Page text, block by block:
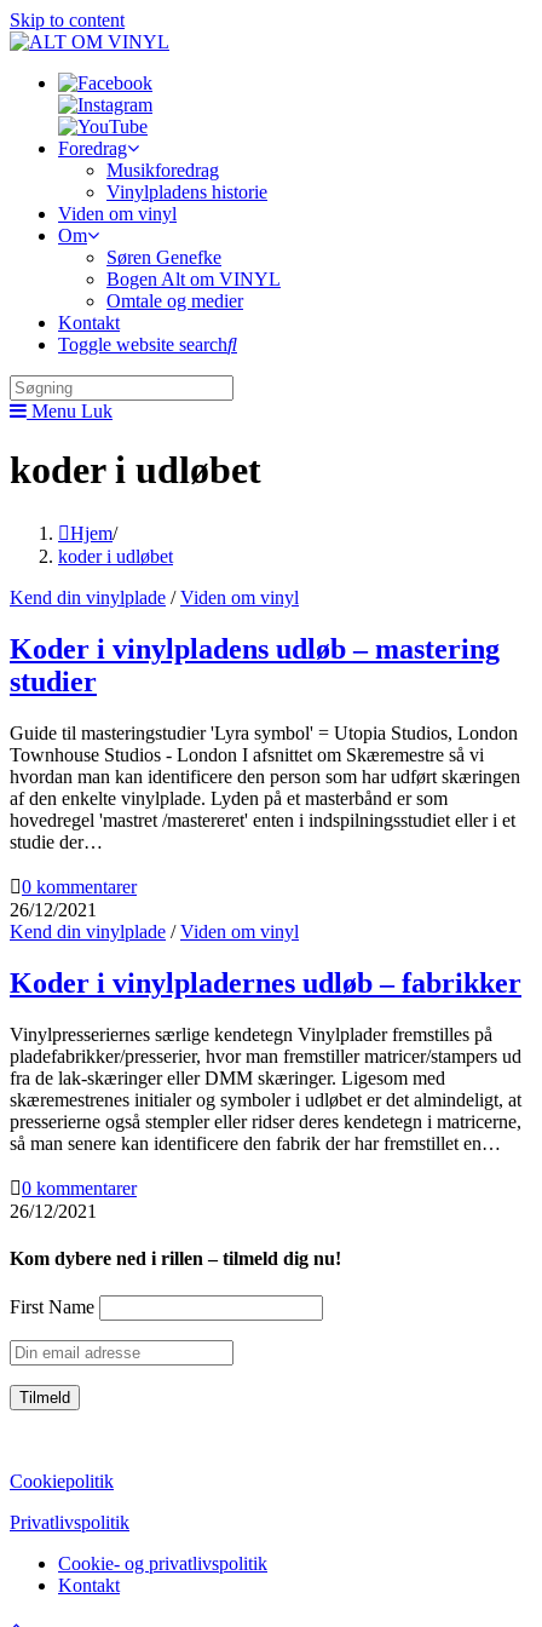
Skip to content
Foredrag
Musikforedrag
Vinylpladens historie
Viden om vinyl
Om
Søren Genefke
Bogen Alt om VINYL
Omtale og medier
Kontakt
Toggle website search
Menu Luk
koder i udløbet
Hjem/
koder i udløbet
Kend din vinylplade /Viden om vinyl
Koder i vinylpladens udløb – mastering
studier
Guide til masteringstudier 'Lyra symbol' = Utopia Studios, London
Townhouse Studios - London I afsnittet om Skæremestre så vi
hvordan man kan identificere den person som har udført skæringen
af den enkelte vinylplade. Lyden på et masterbånd er som
hovedregel 'mastret /mastereret' enten i indspilningsstudiet eller i et
studie der…
0 kommentarer
26/12/2021
Kend din vinylplade /Viden om vinyl
Koder i vinylpladernes udløb – fabrikker
Vinylpresseriernes særlige kendetegn Vinylplader fremstilles på
pladefabrikker/presserier, hvor man fremstiller matricer/stampers ud
fra de lak-skæringer eller DMM skæringer. Ligesom med
skæremestrenes initialer og symboler i udløbet er det almindeligt, at
presserierne også stempler eller ridser deres kendetegn i matricerne,
så man senere kan identificere den fabrik der har fremstillet en…
0 kommentarer
26/12/2021
Kom dybere ned i rillen – tilmeld dig nu!
First Name
Cookiepolitik
Privatlivspolitik
Cookie- og privatlivspolitik
Kontakt